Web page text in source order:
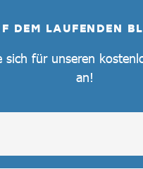
DEM LAUFENDEN
sich für unseren
an!